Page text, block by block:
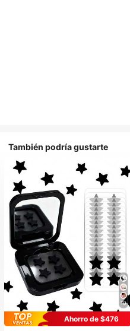
También podría gustarte
10
Ahorro de $476